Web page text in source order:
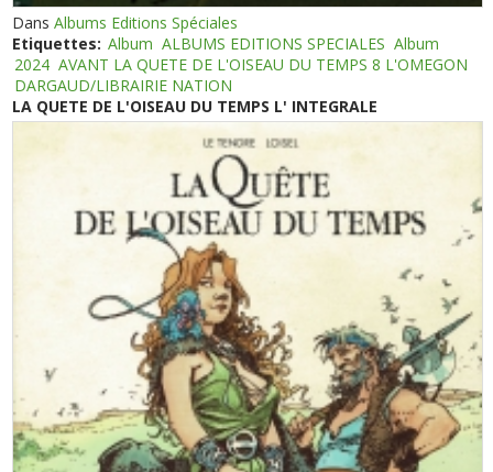
DansAlbums Editions Spéciales
Etiquettes: Album ALBUMS EDITIONS SPECIALES Album
2024 AVANT LA QUETE DE L'OISEAU DU TEMPS 8 L'OMEGON
DARGAUD/LIBRAIRIE NATION
LA QUETE DE L'OISEAU DU TEMPS L' INTEGRALE